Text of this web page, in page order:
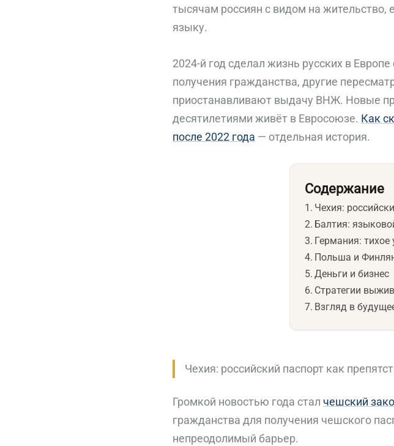
тысячам россиян с видом на жительство,
языку.
2024-й год сделал жизнь русских в
получения гражданства, другие
приостанавливают выдачу ВНЖ. Новые
десятилетиями живёт в Евросоюзе. Как
после 2022 года — отдельная история.
Содержание
Чехия:
Балтия:
Германия: тихое
Польша и
Деньги и бизнес
Стратегии
Взгляд в
Чехия: российский паспорт как
Громкой новостью года стал чешский
гражданства для получения чешского
непреодолимый барьер.